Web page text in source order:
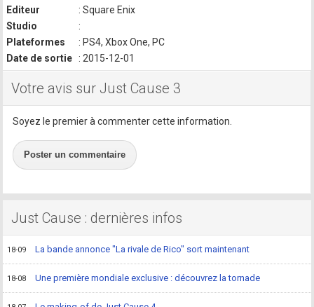
Editeur
: Square Enix
Studio
:
Plateformes
: PS4, Xbox One, PC
Date de sortie
: 2015-12-01
Votre avis sur Just Cause 3
Soyez le premier à commenter cette information.
Poster un commentaire
Just Cause : dernières infos
18-09 La bande annonce "La rivale de Rico" sort maintenant
18-08 Une première mondiale exclusive : découvrez la tornade